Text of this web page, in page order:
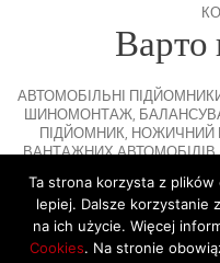
Варто
АВТОМОБІЛЬНІ
ШИНОМОНТАЖ,
ПІДЙОМНИК, НОЖИЧНИЙ
ВАНТАЖНИХ АВТОМОБІЛІВ
ДЛЯ
Ta strona korzysta z plików
lepiej. Dalsze korzystanie
na ich użycie. Więcej
Cookies. Na stronie